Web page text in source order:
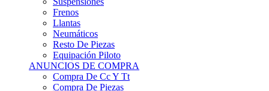
Frenos
Llantas
Neumáticos
Resto De Piezas
Equipación Piloto
ANUNCIOS DE COMPRA
Compra De Cc Y Tt
Compra De Piezas